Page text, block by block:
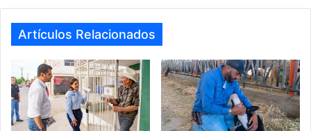
te bo
ok
ra
Artículos Relacionados